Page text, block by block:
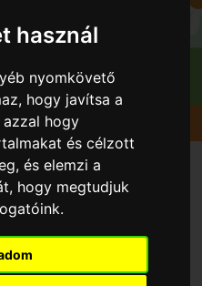
használ
nyomkövető
hogy javítsa a
azzal hogy
és célzott
és elemzi a
hogy megtudjuk
gras